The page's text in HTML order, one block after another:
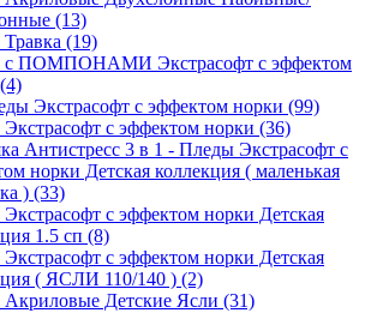
(13)
(19)
с ПОМПОНАМИ Экстрасофт с эффектом
Экстрасофт с эффектом норки (99)
с эффектом норки (36)
Антистресс 3 в 1 - Пледы Экстрасофт с
норки Детская коллекция ( маленькая
) (33)
с эффектом норки Детская
1.5 сп (8)
с эффектом норки Детская
( ЯСЛИ 110/140 ) (2)
Детские Ясли (31)